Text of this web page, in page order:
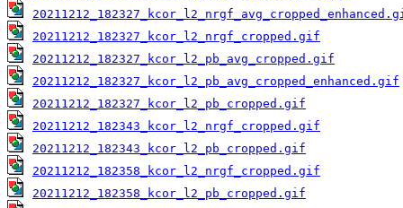
20211212_182327_kcor_l2_nrgf_cropped.gif
20211212_182327_kcor_l2_pb_avg_cropped.gif
20211212_182327_kcor_l2_pb_avg_cropped_enhanced.gif
20211212_182327_kcor_l2_pb_cropped.gif
20211212_182343_kcor_l2_nrgf_cropped.gif
20211212_182343_kcor_l2_pb_cropped.gif
20211212_182358_kcor_l2_nrgf_cropped.gif
20211212_182358_kcor_l2_pb_cropped.gif